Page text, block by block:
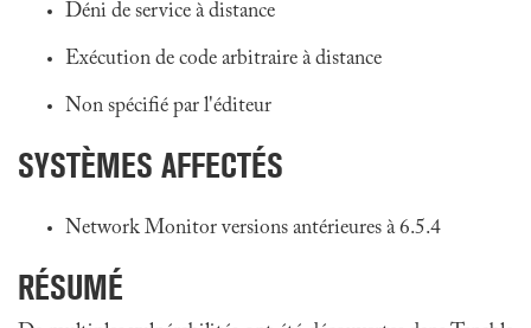
Déni de service à distance
Exécution de code arbitraire à distance
Non spécifié par l'éditeur
SYSTÈMES AFFECTÉS
Network Monitor versions antérieures à 6.5.4
RÉSUMÉ